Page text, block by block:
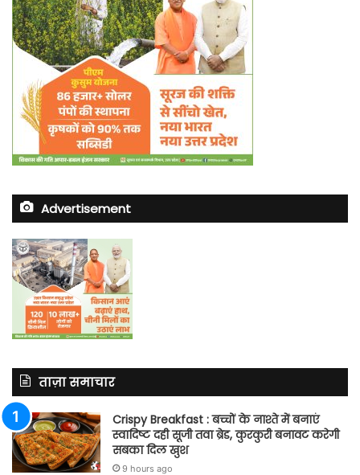
Advertisement
ताज़ा समाचार
Crispy Breakfast : बच्चों के नाश्ते में बनाएं
स्वादिष्ट दही सूजी तवा ब्रेड, कुरकुरी बनावट करेगी
सबका दिल खुश
9 hours ago